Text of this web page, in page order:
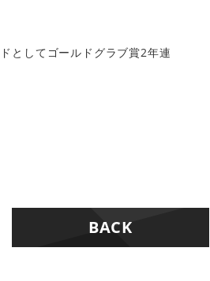
としてゴールドグラブ賞2年連
BACK